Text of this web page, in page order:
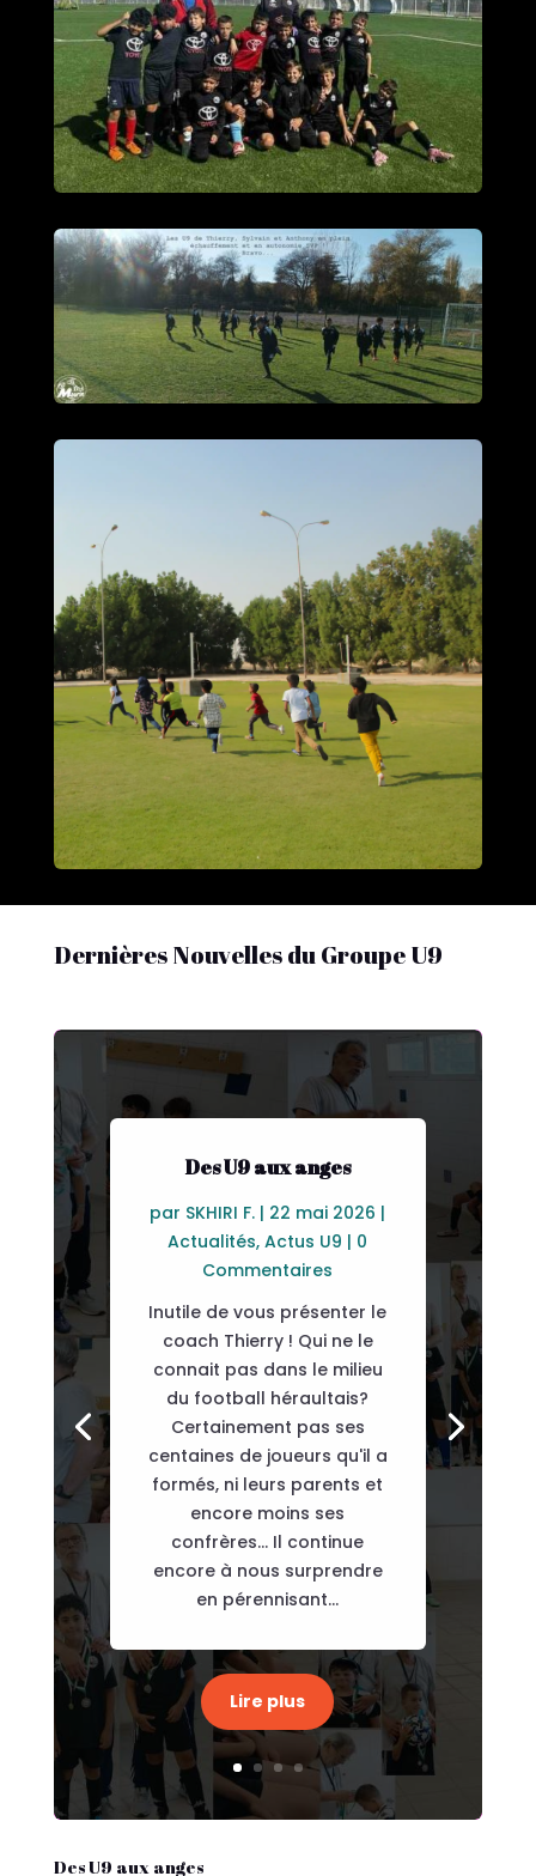
Dernières Nouvelles du Groupe U9
Des U9 aux anges
par SKHIRI F. | 22 mai 2026 |
Actualités,Actus U9 | 0
Commentaires
Inutile de vous présenter le
coach Thierry ! Qui ne le
connait pas dans le milieu
du football héraultais?
Certainement pas ses
centaines de joueurs qu'il a
formés, ni leurs parents et
encore moins ses
confrères... Il continue
encore à nous surprendre
en pérennisant...
Lire plus
Des U9 aux anges